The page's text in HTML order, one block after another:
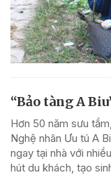
“Bảo tàng A
Hơn 50 năm sưu
Nghệ nhân Ưu tú A
ngay tại nhà với
hút du khách, tạo